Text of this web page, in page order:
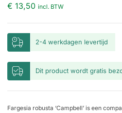
€ 13,50 incl. BTW
2-4 werkdagen levertijd
Dit product wordt gratis
Fargesia robusta ‘Campbell’ is een